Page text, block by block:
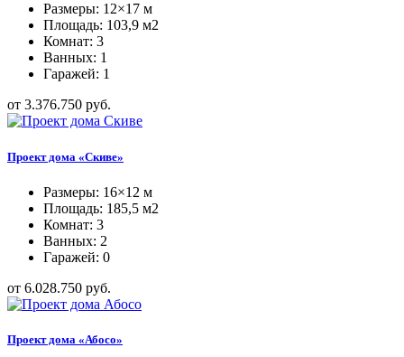
Размеры: 12×17 м
Площадь: 103,9 м2
Комнат: 3
Ванных: 1
Гаражей: 1
от 3.376.750 руб.
Проект дома «Скиве»
Размеры: 16×12 м
Площадь: 185,5 м2
Комнат: 3
Ванных: 2
Гаражей: 0
от 6.028.750 руб.
Проект дома «Абосо»